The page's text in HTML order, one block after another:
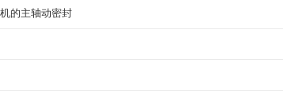
的主轴动密封